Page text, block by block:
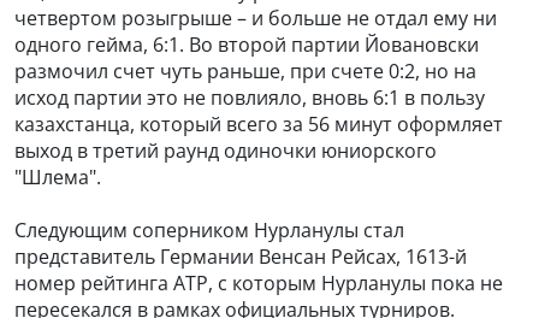
четвертом розыгрыше – и больше не отдал ему ни
одного гейма, 6:1. Во второй партии Йовановски
размочил счет чуть раньше, при счете 0:2, но на
исход партии это не повлияло, вновь 6:1 в пользу
казахстанца, который всего за 56 минут оформляет
выход в третий раунд одиночки юниорского
"Шлема".
Следующим соперником Нурланулы стал
представитель Германии Венсан Рейсах, 1613-й
номер рейтинга ATP, с которым Нурланулы пока не
пересекался в рамках официальных турниров.